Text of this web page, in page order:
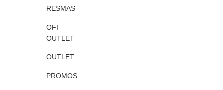
RESMAS
OFI
OUTLET
OUTLET
PROMOS